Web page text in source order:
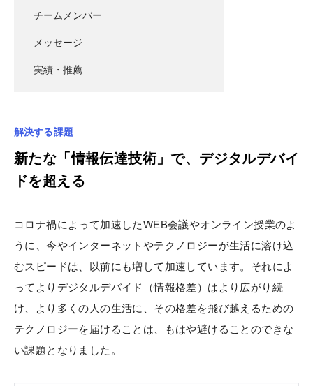
チームメンバー
メッセージ
実績・推薦
解決する課題
新たな「情報伝達技術」で、デジタルデバイ
ドを超える
コロナ禍によって加速したWEB会議やオンライン授業のよ
うに、今やインターネットやテクノロジーが生活に溶け込
むスピードは、以前にも増して加速しています。それによ
ってよりデジタルデバイド（情報格差）はより広がり続
け、より多くの人の生活に、その格差を飛び越えるための
テクノロジーを届けることは、もはや避けることのできな
い課題となりました。